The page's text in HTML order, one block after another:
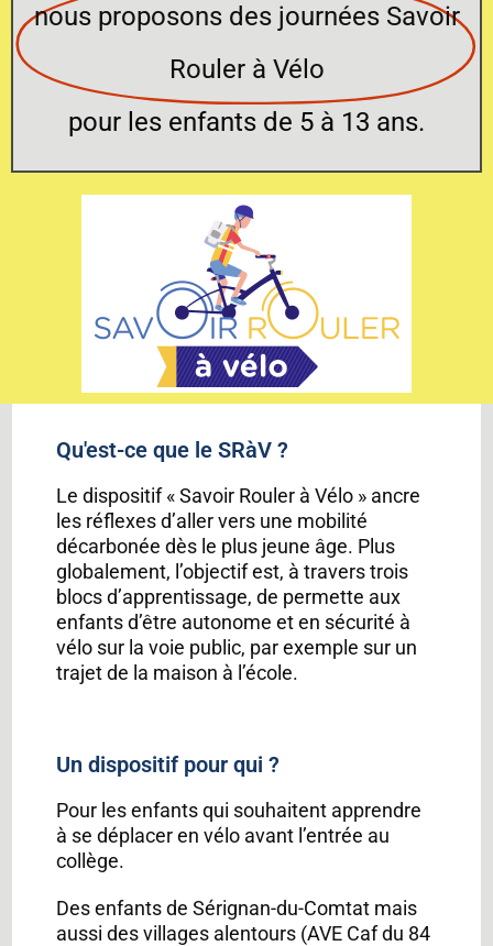
nous proposons des journées Savoir
Rouler à Vélo
pour les enfants de 5 à 13 ans.
Qu'est-ce que le SRàV ?
Le dispositif « Savoir Rouler à Vélo » ancre
les réflexes d’aller vers une mobilité
décarbonée dès le plus jeune âge. Plus
globalement, l’objectif est, à travers trois
blocs d’apprentissage, de permette aux
enfants d’être autonome et en sécurité à
vélo sur la voie public, par exemple sur un
trajet de la maison à l’école.
Un dispositif pour qui ?
Pour les enfants qui souhaitent apprendre
à se déplacer en vélo avant l’entrée au
collège.
Des enfants de Sérignan-du-Comtat mais
aussi des villages alentours (AVE Caf du 84